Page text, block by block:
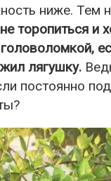
ниже. Тем
торопиться и
лягушку.
постоянно